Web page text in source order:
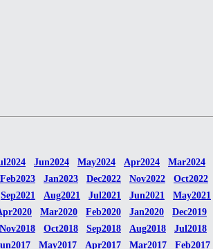
Jun2024 May2024 Apr2024 Mar2024
Feb2023 Jan2023 Dec2022 Nov2022 Oct2022
Sep2021 Aug2021 Jul2021 Jun2021 May2021
Mar2020 Feb2020 Jan2020 Dec2019
Nov2018 Oct2018 Sep2018 Aug2018 Jul2018
May2017 Apr2017 Mar2017 Feb2017